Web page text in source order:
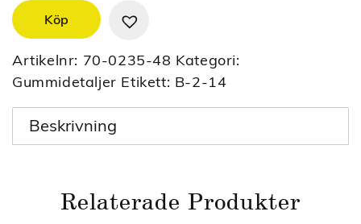
Köp
Artikelnr: 70-0235-48 Kategori:
Gummidetaljer Etikett: B-2-14
Beskrivning
Relaterade Produkter